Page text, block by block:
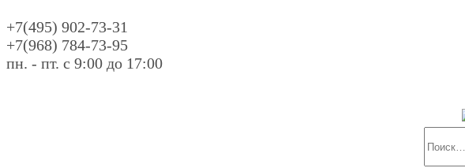
+7(495) 902-73-31
+7(968) 784-73-95
пн. - пт. с 9:00 до 17:00